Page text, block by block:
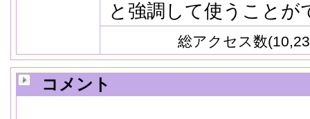
と強調して使うことが
総アクセス数
コメント